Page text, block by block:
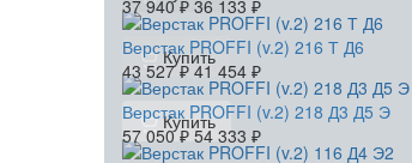
37 940₽ 36 133 ₽
Купить
Верстак PROFFI (v.2) 216 Т Д6
43 527₽ 41 454 ₽
Купить
Верстак PROFFI (v.2) 218 Д3 Д5 Э
57 050₽ 54 333 ₽